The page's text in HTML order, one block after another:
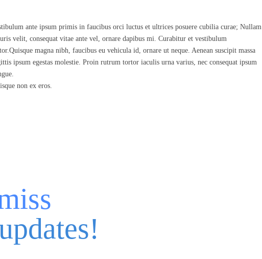
ante ipsum primis in faucibus orci luctus et ultrices posuere cubilia curae; Nullam
velit, consequat vitae ante vel, ornare dapibus mi. Curabitur et vestibulum
magna nibh, faucibus eu vehicula id, ornare ut neque. Aenean suscipit massa
ipsum egestas molestie. Proin rutrum tortor iaculis urna varius, nec consequat ipsum
non ex eros.